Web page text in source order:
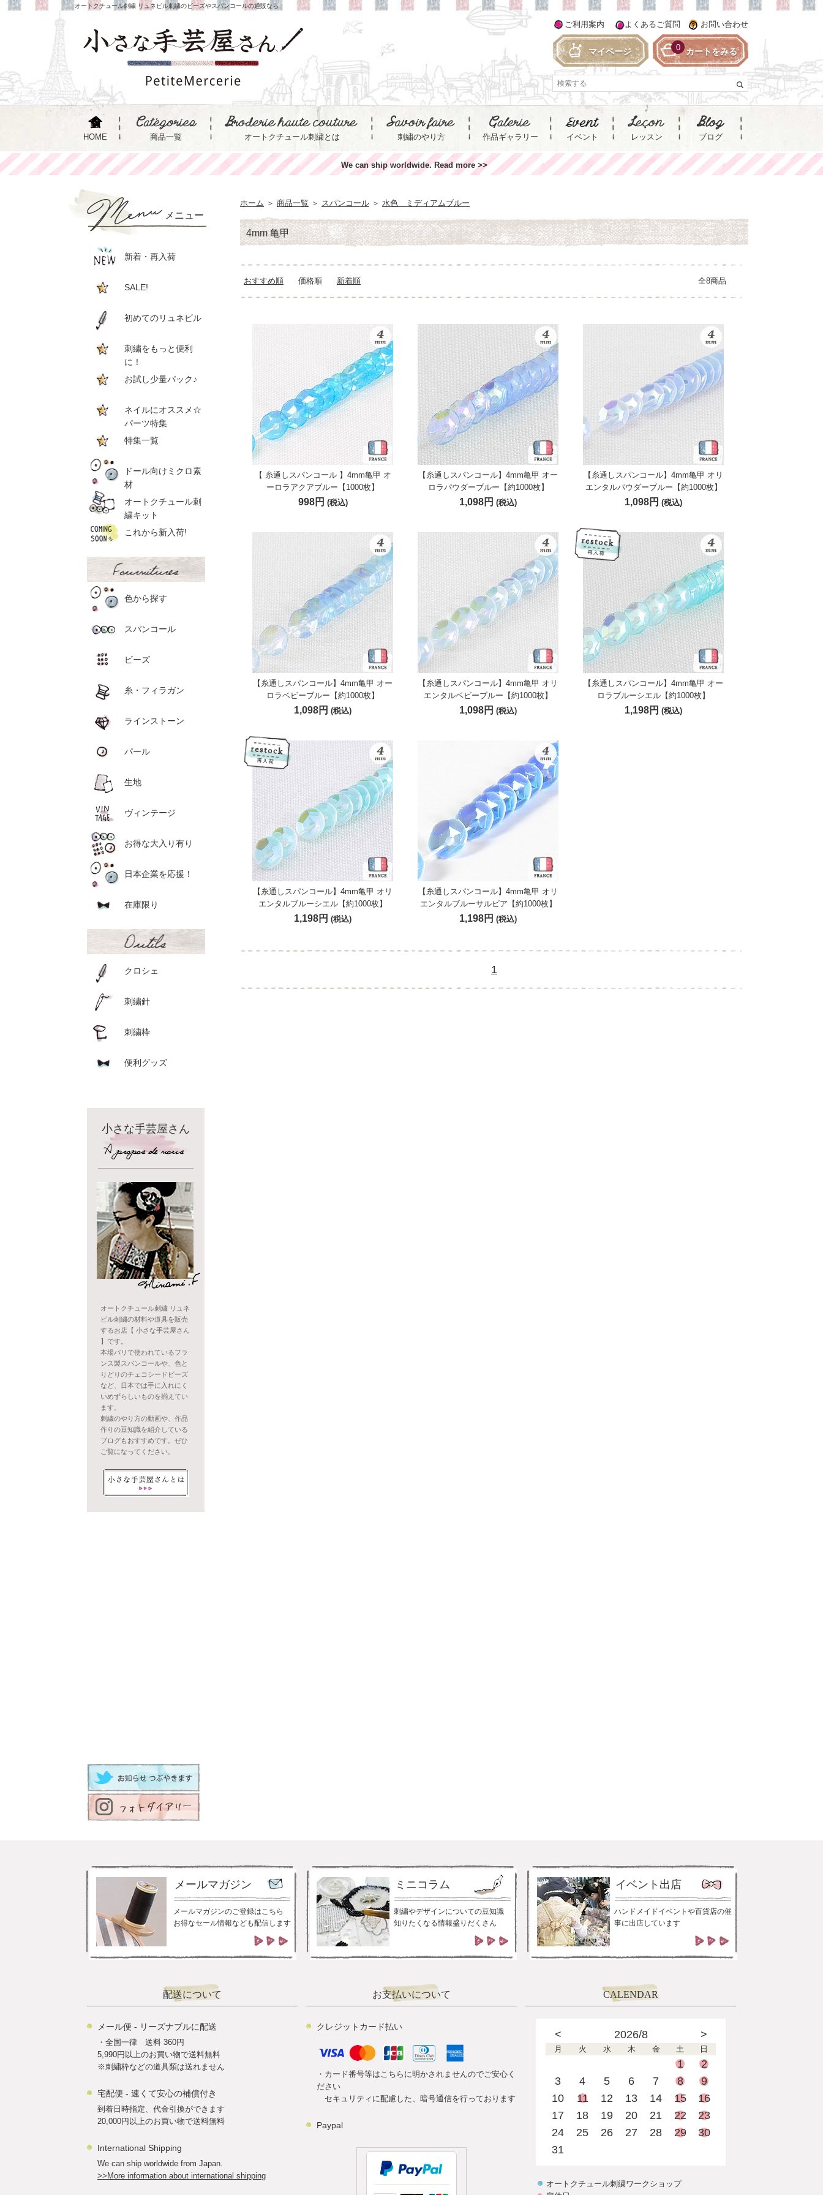
オートクチュール刺繍 リュネビル刺繍のビーズやスパンコールの通販なら
HOME 商品一覧 オートクチュール刺繍とは 刺繍のやり方 作品ギャラリー イベント レッスン ブログ
ご利用案内 よくあるご質問 お問い合わせ
マイページ カートをみる
0
We can ship worldwide. Read more >>
ホーム ＞ 商品一覧 ＞ スパンコール ＞ 水色 ミディアムブルー
4mm 亀甲
全8商品
おすすめ順 価格順 新着順
【 糸通しスパンコール 】4mm亀甲 オ
ーロラアクアブルー【1000枚】
998円 (税込)
【糸通しスパンコール】4mm亀甲 オー
ロラパウダーブルー【約1000枚】
1,098円 (税込)
【糸通しスパンコール】4mm亀甲 オリ
エンタルパウダーブルー【約1000枚】
1,098円 (税込)
【糸通しスパンコール】4mm亀甲 オー
ロラベビーブルー【約1000枚】
1,098円 (税込)
【糸通しスパンコール】4mm亀甲 オリ
エンタルベビーブルー【約1000枚】
1,098円 (税込)
【糸通しスパンコール】4mm亀甲 オー
ロラブルーシエル【約1000枚】
1,198円 (税込)
【糸通しスパンコール】4mm亀甲 オリ
エンタルブルーシエル【約1000枚】
1,198円 (税込)
【糸通しスパンコール】4mm亀甲 オリ
エンタルブルーサルビア【約1000枚】
1,198円 (税込)
1
メニュー
新着・再入荷
SALE!
初めてのリュネビル
刺繍をもっと便利
に！
お試し少量パック♪
ネイルにオススメ☆
パーツ特集
特集一覧
ドール向けミクロ素
材
オートクチュール刺
繍キット
これから新入荷!
色から探す
スパンコール
ビーズ
糸・フィラガン
ラインストーン
パール
生地
ヴィンテージ
お得な大入り有り
日本企業を応援！
在庫限り
クロシェ
刺繍針
刺繍枠
便利グッズ
小さな手芸屋さん
オートクチュール刺繍 リュネ
ビル刺繍の材料や道具を販売
するお店【 小さな手芸屋さん
】です。
本場パリで使われているフラ
ンス製スパンコールや、色と
りどりのチェコシードビーズ
など、日本では手に入れにく
いめずらしいものを揃えてい
ます。
刺繍のやり方の動画や、作品
作りの豆知識を紹介している
ブログもおすすめです。ぜひ
ご覧になってください。
メールマガジン
メールマガジンのご登録はこちら
お得なセール情報なども配信します
ミニコラム
刺繍やデザインについての豆知識
知りたくなる情報盛りだくさん
イベント出店
ハンドメイドイベントや百貨店の催
事に出店しています
配送について
メール便 - リーズナブルに配送
・全国一律 送料 360円
5,990円以上のお買い物で送料無料
※刺繍枠などの道具類は送れません
宅配便 - 速くて安心の補償付き
到着日時指定、代金引換ができます
20,000円以上のお買い物で送料無料
International Shipping
We can ship worldwide from Japan.
>>More information about international shipping
お支払いについて
クレジットカード払い
・カード番号等はこちらに明かされませんのでご安心く
ださい
セキュリティに配慮した、暗号通信を行っております
Paypal
CALENDAR
< 2026/8 >
月 火 水 木 金 土 日
1
2
3
4 5 6 7 8
9
10
11 12 13 14 15
16
17
18 19 20 21 22
23
24
25 26 27 28 29
30
31
オートクチュール刺繍ワークショップ